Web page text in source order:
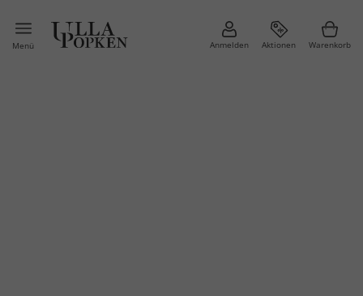
Menü Anmelden Aktionen Warenkorb